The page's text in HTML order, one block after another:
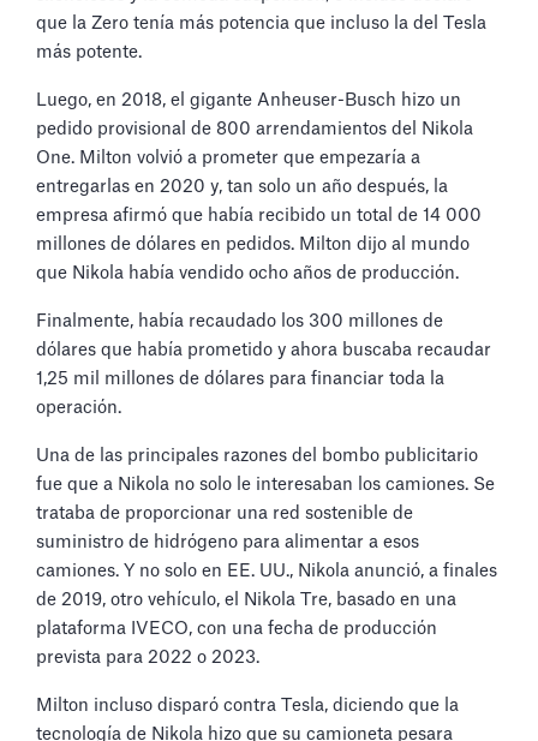
que la Zero tenía más potencia que incluso la del Tesla
más potente.
Luego, en 2018, el gigante Anheuser-Busch hizo un
pedido provisional de 800 arrendamientos del Nikola
One. Milton volvió a prometer que empezaría a
entregarlas en 2020 y, tan solo un año después, la
empresa afirmó que había recibido un total de 14 000
millones de dólares en pedidos. Milton dijo al mundo
que Nikola había vendido ocho años de producción.
Finalmente, había recaudado los 300 millones de
dólares que había prometido y ahora buscaba recaudar
1,25 mil millones de dólares para financiar toda la
operación.
Una de las principales razones del bombo publicitario
fue que a Nikola no solo le interesaban los camiones. Se
trataba de proporcionar una red sostenible de
suministro de hidrógeno para alimentar a esos
camiones. Y no solo en EE. UU., Nikola anunció, a finales
de 2019, otro vehículo, el Nikola Tre, basado en una
plataforma IVECO, con una fecha de producción
prevista para 2022 o 2023.
Milton incluso disparó contra Tesla, diciendo que la
tecnología de Nikola hizo que su camioneta pesara